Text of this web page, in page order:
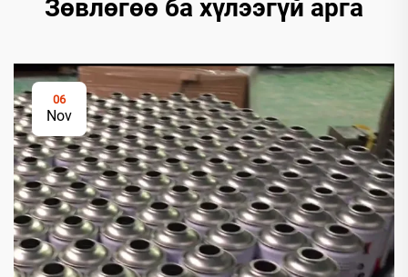
Зөвлөгөө ба хүлээгүй арга
06
Nov